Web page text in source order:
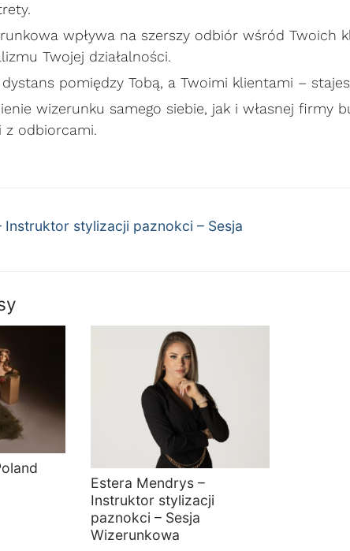
wpływa na szerszy odbiór wśród
Twojej działalności.
pomiędzy Tobą, a Twoimi klientami –
wizerunku samego siebie, jak i własnej firmy
z odbiorcami.
Instruktor stylizacji paznokci – Sesja
Estera Mendrys –
Instruktor stylizacji
paznokci – Sesja
Wizerunkowa